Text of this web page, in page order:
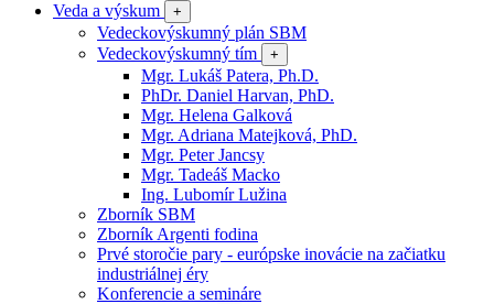
Veda a výskum
+
Vedeckovýskumný plán SBM
Vedeckovýskumný tím
+
Mgr. Lukáš Patera, Ph.D.
PhDr. Daniel Harvan, PhD.
Mgr. Helena Galková
Mgr. Adriana Matejková, PhD.
Mgr. Peter Jancsy
Mgr. Tadeáš Macko
Ing. Lubomír Lužina
Zborník SBM
Zborník Argenti fodina
Prvé storočie pary - európske inovácie na začiatku
industriálnej éry
Konferencie a semináre